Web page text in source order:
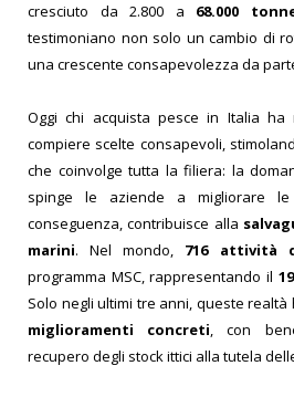
cresciuto da 2.800 a 68.000
testimoniano non solo un cambio di
una crescente consapevolezza da
Oggi chi acquista pesce in Italia
compiere scelte consapevoli,
che coinvolge tutta la filiera: la
spinge le aziende a migliorare
conseguenza, contribuisce alla
marini. Nel mondo, 716 attività
programma MSC, rappresentando il
Solo negli ultimi tre anni, queste
miglioramenti concreti, con
recupero degli stock ittici alla tutela